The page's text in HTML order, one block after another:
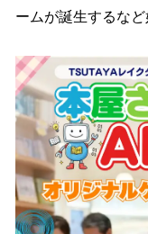
ームが誕生するな